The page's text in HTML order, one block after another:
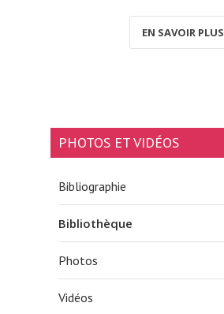
EN SAVOIR PLUS
PHOTOS ET VIDÉOS
Bibliographie
Bibliothèque
Photos
Vidéos